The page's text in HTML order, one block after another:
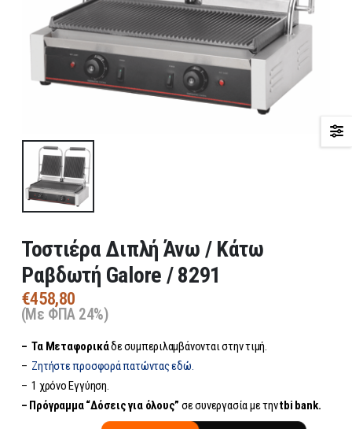
Τοστιέρα Διπλή Άνω / Κάτω
Ραβδωτή Galore / 8291
€458,80
(Με ΦΠΑ 24%)
– Τα Μεταφορικάδε συμπεριλαμβάνονται στην τιμή.
– Ζητήστε προσφορά πατώντας εδώ.
– 1 χρόνο Εγγύηση.
– Πρόγραμμα “Δόσεις για όλους” σε συνεργασία με τηνtbi bank.